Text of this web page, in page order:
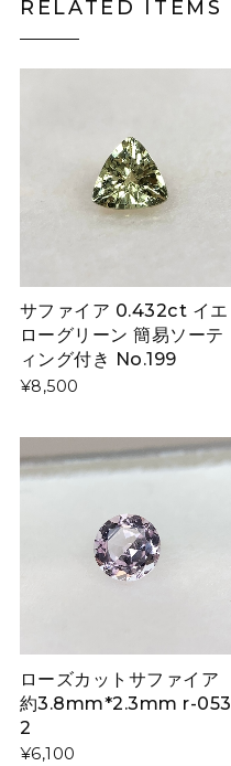
RELATED ITEMS
サファイア 0.432ct イエ
ローグリーン 簡易ソーテ
ィング付き No.199
¥8,500
ローズカットサファイア
約3.8mm*2.3mm r-053
2
¥6,100